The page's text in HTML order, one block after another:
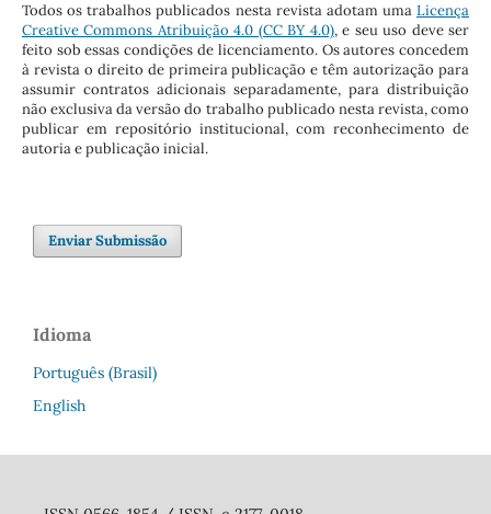
Todos os trabalhos publicados nesta revista adotam umaLicença
Creative Commons Atribuição 4.0 (CC BY 4.0), e seu uso deve ser
feito sob essas condições de licenciamento. Os autores concedem
à revista o direito de primeira publicação e têm autorização para
assumir contratos adicionais separadamente, para distribuição
não exclusiva da versão do trabalho publicado nesta revista, como
publicar em repositório institucional, com reconhecimento de
autoria e publicação inicial.
Enviar Submissão
Idioma
Português (Brasil)
English